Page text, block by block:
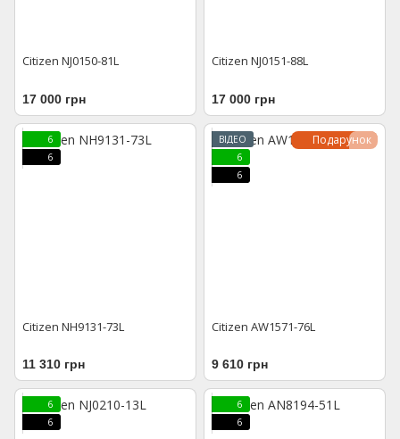
Citizen NJ0150-81L
17 000 грн
Citizen NJ0151-88L
17 000 грн
6
6
Citizen NH9131-73L
11 310 грн
Подарунок
ВІДЕО
6
6
Citizen AW1571-76L
9 610 грн
6
6
6
6